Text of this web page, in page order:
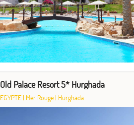
Old Palace Resort 5* Hurghada
EGYPTE | Mer Rouge | Hurghada